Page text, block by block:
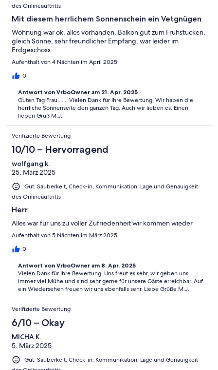
des Onlineauftritts
Mit diesem herrlichem Sonnenschein ein Vetgnügen
Wohnung war ok, alles vorhanden, Balkon gut zum Frühstücken,
gleich Sonne, sehr freundlicher Empfang, war leider im
Erdgeschoss
Aufenthalt von 4 Nächten im April 2025
0
Antwort von VrboOwner am 21. Apr. 2025
Guten Tag Frau....... Vielen Dank für Ihre Bewertung. Wir haben die
herrliche Sonnenseite den ganzen Tag. Auch wir lieben es. Einen
lieben Gruß M.J.
Verifizierte Bewertung
10/10 – Hervorragend
wolfgang k.
25. März 2025
Gut: Sauberkeit, Check-in, Kommunikation, Lage und Genauigkeit
des Onlineauftritts
Herr
Alles war für uns zu voller Zufriedenheit wir kommen wieder
Aufenthalt von 5 Nächten im März 2025
0
Antwort von VrboOwner am 8. Apr. 2025
Vielen Dank für Ihre Bewertung. Uns freut es sehr, wir geben uns
immer viel Mühe und sind sehr gerne für unsere Gäste erreichbar. Auf
ein Wiedersehen freuen wir uns ebenfalls sehr. Liebe Grüße M.J.
Verifizierte Bewertung
6/10 – Okay
MICHA K.
5. März 2025
Gut: Sauberkeit, Check-in, Kommunikation, Lage und Genauigkeit